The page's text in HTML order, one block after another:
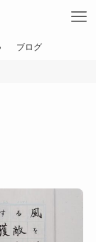
ブログ